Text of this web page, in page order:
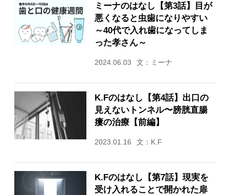
ミーナのはなし【第3話】目が
悪くなると虫歯になりやすい
～40代で入れ歯になってしま
った孝さん～
2024.06.03 文：ミーナ
K.Fのはなし【第4話】出口の
見えないトンネル〜膀胱直腸
瘻の治療【前編】
2023.01.16 文：K.F
K.Fのはなし【第7話】現実を
受け入れることで開かれた扉